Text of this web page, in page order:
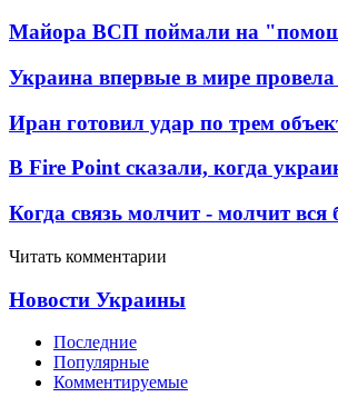
Майора ВСП поймали на
Украина впервые в мире
Иран готовил удар по трем
В Fire Point сказали, когда
Когда связь молчит - молчит
Читать комментарии
Новости Украины
Последние
Популярные
Комментируемые